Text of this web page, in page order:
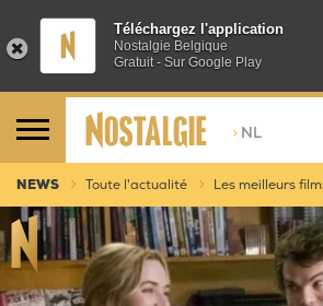
Téléchargez l'application
Nostalgie Belgique
Gratuit - Sur Google Play
> NL
NEWS Toute l'actualité Les meilleurs